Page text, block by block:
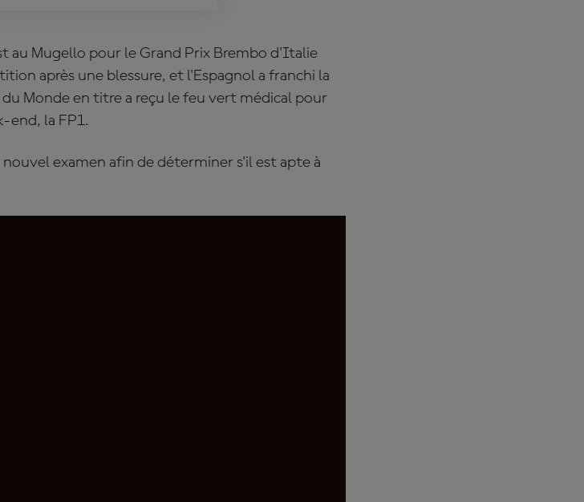
au Mugello pour le Grand Prix Brembo d'Italie
après une blessure, et l'Espagnol a franchi la
Monde en titre a reçu le feu vert médical pour
end, la FP1.
nouvel examen afin de déterminer s'il est apte à